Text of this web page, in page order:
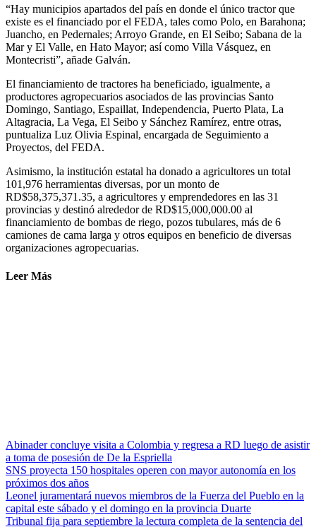
“Hay municipios apartados del país en donde el único tractor que
existe es el financiado por el FEDA, tales como Polo, en Barahona;
Juancho, en Pedernales; Arroyo Grande, en El Seibo; Sabana de la
Mar y El Valle, en Hato Mayor; así como Villa Vásquez, en
Montecristi”, añade Galván.
El financiamiento de tractores ha beneficiado, igualmente, a
productores agropecuarios asociados de las provincias Santo
Domingo, Santiago, Espaillat, Independencia, Puerto Plata, La
Altagracia, La Vega, El Seibo y Sánchez Ramírez, entre otras,
puntualiza Luz Olivia Espinal, encargada de Seguimiento a
Proyectos, del FEDA.
Asimismo, la institución estatal ha donado a agricultores un total
101,976 herramientas diversas, por un monto de
RD$58,375,371.35, a agricultores y emprendedores en las 31
provincias y destinó alrededor de RD$15,000,000.00 al
financiamiento de bombas de riego, pozos tubulares, más de 6
camiones de cama larga y otros equipos en beneficio de diversas
organizaciones agropecuarias.
Leer Más
Abinader concluye visita a Colombia y regresa a RD luego de asistir
a toma de posesión de De la Espriella
SNS proyecta 150 hospitales operen con mayor autonomía en los
próximos dos años
Leonel juramentará nuevos miembros de la Fuerza del Pueblo en la
capital este sábado y el domingo en la provincia Duarte
Tribunal fija para septiembre la lectura completa de la sentencia del